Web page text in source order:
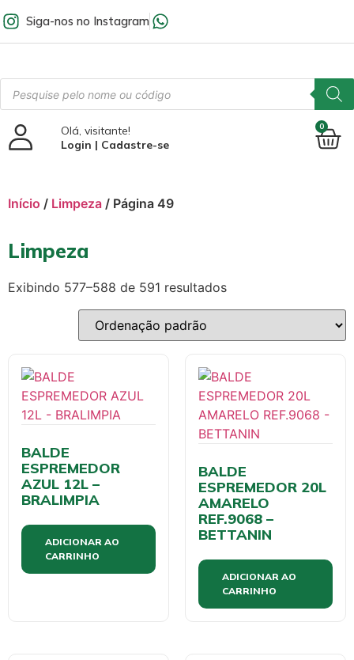
Siga-nos no Instagram
Olá, visitante!
Login | Cadastre-se
0
Início / Limpeza / Página 49
Limpeza
Exibindo 577–588 de 591 resultados
BALDE
ESPREMEDOR
AZUL 12L –
BRALIMPIA
ADICIONAR AO
CARRINHO
BALDE
ESPREMEDOR 20L
AMARELO
REF.9068 –
BETTANIN
ADICIONAR AO
CARRINHO